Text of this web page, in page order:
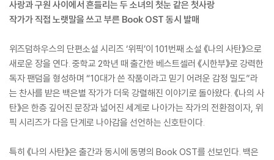
사랑과 구원 사이에서 흔들리는 두 소녀의 첫눈 같은 첫사랑
작가가 직접 노랫말을 쓰고 부른 Book OST 동시 발매
위즈덤하우스의 단편소설 시리즈 ‘위픽’이 101번째 소설 《나의 사탄》으로
새로운 장을 연다. 중학교 2학년 때 출간한 베스트셀러 《시한부》로 강력한
독자 팬덤을 형성하며 “10대가 쓴 작품이라고 믿기 어려운 감정 밀도”라
는 찬사를 받은 백은별 작가가 더욱 강렬해진 이야기로 돌아왔다. 《나의 사
탄》은 한층 깊어진 문장과 넓어진 세계로 나아가는 작가의 전환점이자, 위
픽 시리즈가 다음 단계로 나아감을 선언하는 신호탄이다.
특히 《나의 사탄》은 출간과 동시에 동명의 Book OST를 선보인다. 백은